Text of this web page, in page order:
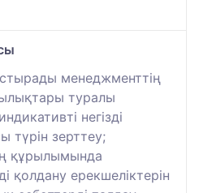
менеджменттің
туралы
негізді
түрін зерттеу;
құрылымында
қолдану ерекшеліктерін